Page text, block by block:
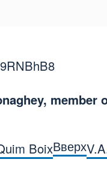
member
BoixВверх